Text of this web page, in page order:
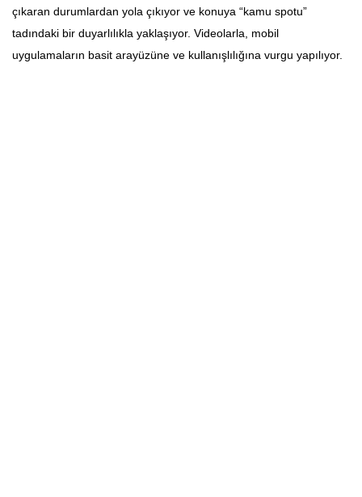
çıkaran durumlardan yola çıkıyor ve konuya “kamu spotu”
tadındaki bir duyarlılıkla yaklaşıyor. Videolarla, mobil
uygulamaların basit arayüzüne ve kullanışlılığına vurgu yapılıyor.